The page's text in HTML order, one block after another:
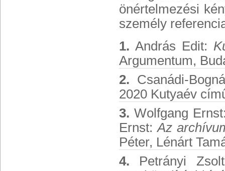
önértelmezési
személy
1. András Edit:
Argumentum,
2. Csanádi-
2020 Kutyaév
3. Wolfgang
Ernst:Az
Péter, Lénárt
4. Petrányi